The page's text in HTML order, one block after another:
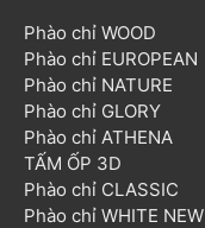
Phào chỉ WOOD
Phào chỉ EUROPEAN
Phào chỉ NATURE
Phào chỉ GLORY
Phào chỉ ATHENA
TẤM ỐP 3D
Phào chỉ CLASSIC
Phào chỉ WHITE NEW